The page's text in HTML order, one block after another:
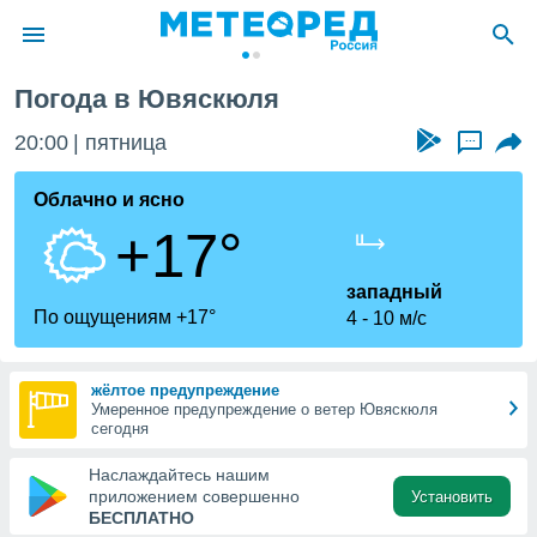
о
Вы можете
к этому
доступ
Погода в Ювяскюля
20:00 пятница ...
Облачно и ясно
+17°
По ощущениям +17°
западный
4
10 м/с
жёлтое предупреждение
Умеренное предупреждение о ветер Ювяскюля
сегодня
Наслаждайтесь нашим
приложением совершенно
БЕСПЛАТНО
Установить